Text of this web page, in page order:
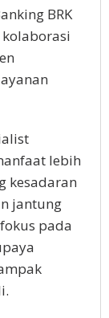
BRK
kolaborasi
lebih
kesadaran
jantung
pada